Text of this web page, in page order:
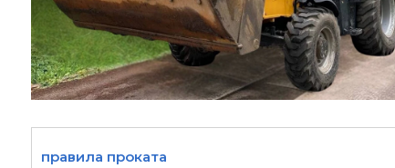
правила проката